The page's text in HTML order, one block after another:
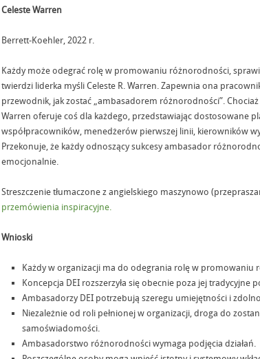
Celeste Warren
Berrett-Koehler, 2022 r.
Każdy może odegrać rolę w promowaniu różnorodności,
twierdzi liderka myśli Celeste R. Warren. Zapewnia ona
przewodnik, jak zostać „ambasadorem różnorodności”.
Warren oferuje coś dla każdego, przedstawiając dostosowane
współpracowników, menedżerów pierwszej linii, kierowników
Przekonuje, że każdy odnoszący sukcesy ambasador
emocjonalnie.
Streszczenie tłumaczone z angielskiego maszynowo
przemówienia inspiracyjne.
Wnioski
Każdy w organizacji ma do odegrania rolę w promowaniu
Koncepcja DEI rozszerzyła się obecnie poza jej tradycyjne
Ambasadorzy DEI potrzebują szeregu umiejętności i
Niezależnie od roli pełnionej w organizacji, droga do
samoświadomości.
Ambasadorstwo różnorodności wymaga podjęcia działań.